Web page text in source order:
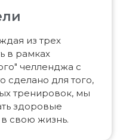
из трех
в рамках
челленджа с
сделано для того,
тренировок, мы
здоровые
свою жизнь.